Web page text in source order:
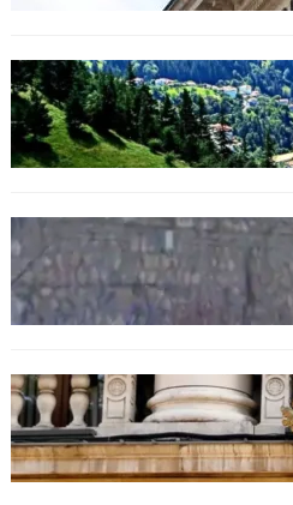
БЪЛГАРИЯ
Полицията
фалшиви
БЪЛГАРИЯ
Ограничават
„Вълноломна“
БЪЛГАРИЯ
Дрон навлезе в
Румъния